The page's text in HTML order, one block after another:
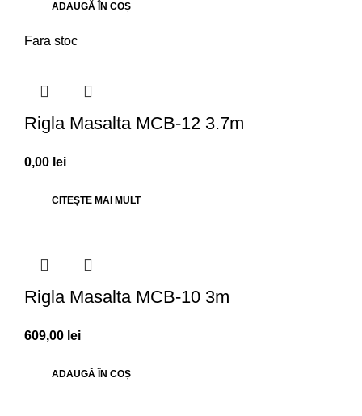
ADAUGĂ ÎN COȘ
Fara stoc
Rigla Masalta MCB-12 3.7m
0,00 lei
CITEȘTE MAI MULT
Rigla Masalta MCB-10 3m
609,00 lei
ADAUGĂ ÎN COȘ